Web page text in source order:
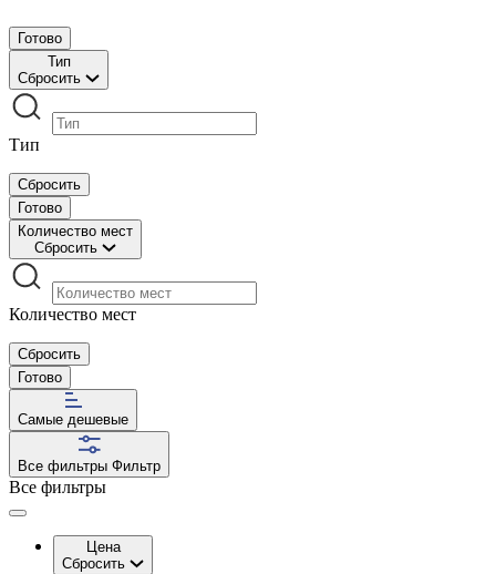
Готово
Тип
Сбросить
Тип
Сбросить
Готово
Количество мест
Сбросить
Количество мест
Сбросить
Готово
Самые дешевые
Все фильтры Фильтр
Все фильтры
Цена
Сбросить